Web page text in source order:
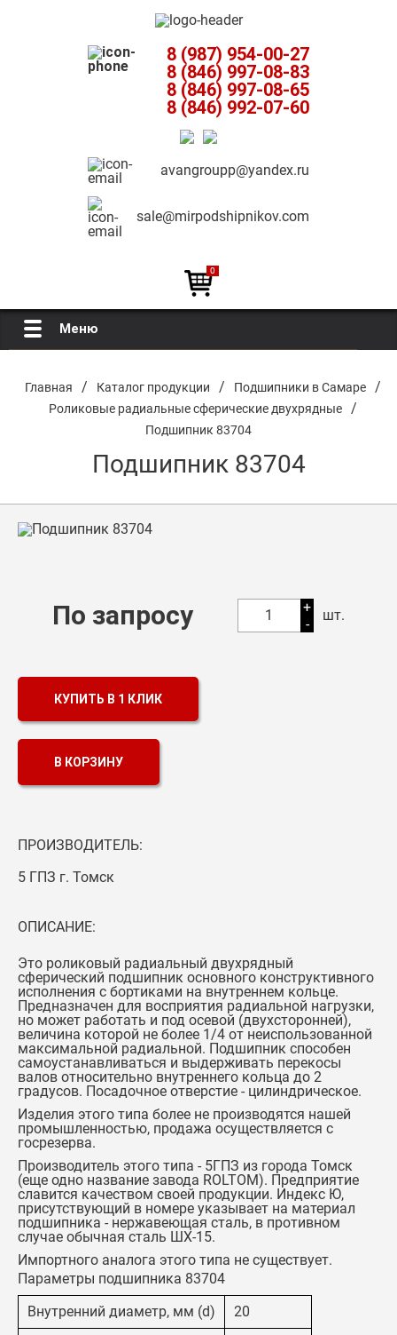
8 (987) 954-00-27
8 (846) 997-08-83
8 (846) 997-08-65
8 (846) 992-07-60
avangroupp@yandex.ru
sale@mirpodshipnikov.com
0
Меню
О компании
Оптовикам
Подшипники в Самаре
Смазка
Контакты
Главная / Каталог продукции / Подшипники в Самаре /
Роликовые радиальные сферические двухрядные /
Подшипник 83704
Подшипник 83704
По запросу 1
+
-
шт.
КУПИТЬ В 1 КЛИК
В КОРЗИНУ
ПРОИЗВОДИТЕЛЬ:
5 ГПЗ г. Томск
ОПИСАНИЕ:
Это роликовый радиальный двухрядный
сферический подшипник основного конструктивного
исполнения с бортиками на внутреннем кольце.
Предназначен для восприятия радиальной нагрузки,
но может работать и под осевой (двухсторонней),
величина которой не более 1/4 от неиспользованной
максимальной радиальной. Подшипник способен
самоустанавливаться и выдерживать перекосы
валов относительно внутреннего кольца до 2
градусов. Посадочное отверстие - цилиндрическое.
Изделия этого типа более не производятся нашей
промышленностью, продажа осуществляется с
госрезерва.
Производитель этого типа - 5ГПЗ из города Томск
(еще одно название завода ROLTOM). Предприятие
славится качеством своей продукции. Индекс Ю,
присутствующий в номере указывает на материал
подшипника - нержавеющая сталь, в противном
случае обычная сталь ШХ-15.
Импортного аналога этого типа не существует.
Параметры подшипника 83704
Внутренний диаметр, мм (d)
20